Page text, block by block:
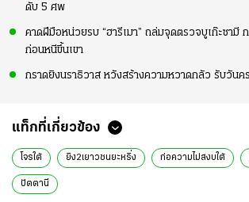
ดับ 5 ศพ
คาดฝีมือหน่วยรบ “ฮารีเมา” ถล่มจุดตรวจบูเก๊ะซามี
ก่อนหนีขึ้นเขา
กราดยิงนราธิวาส หวังสร้างความหวาดกลัว รับวันค
แท็กที่เกี่ยวข้อง
โจรใต้ ยิง2เยาวชนยะหริ่ง ก่อความไม่สงบใต้
ปัตตานี